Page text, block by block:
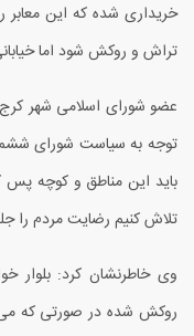
خریداری شده که این
تراش و روکش شود اما
عضو شورای اسلامی شهر کرج
توجه به سیاست شورای
باید این مناطق و کوچه پس
تلاش کنیم رضایت مردم را
وی خاطرنشان کرد: بلوار
روکش شده در صورتی که می